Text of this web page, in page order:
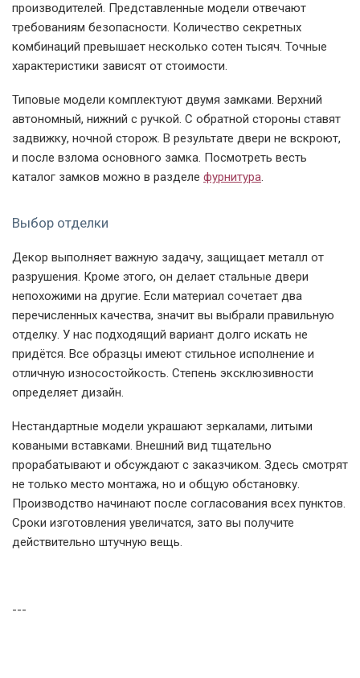
производителей. Представленные модели отвечают
требованиям безопасности. Количество секретных
комбинаций превышает несколько сотен тысяч. Точные
характеристики зависят от стоимости.
Типовые модели комплектуют двумя замками. Верхний
автономный, нижний с ручкой. С обратной стороны ставят
задвижку, ночной сторож. В результате двери не вскроют,
и после взлома основного замка. Посмотреть весть
каталог замков можно в разделе фурнитура.
Выбор отделки
Декор выполняет важную задачу, защищает металл от
разрушения. Кроме этого, он делает стальные двери
непохожими на другие. Если материал сочетает два
перечисленных качества, значит вы выбрали правильную
отделку. У нас подходящий вариант долго искать не
придётся. Все образцы имеют стильное исполнение и
отличную износостойкость. Степень эксклюзивности
определяет дизайн.
Нестандартные модели украшают зеркалами, литыми
коваными вставками. Внешний вид тщательно
прорабатывают и обсуждают с заказчиком. Здесь смотрят
не только место монтажа, но и общую обстановку.
Производство начинают после согласования всех пунктов.
Сроки изготовления увеличатся, зато вы получите
действительно штучную вещь.
---